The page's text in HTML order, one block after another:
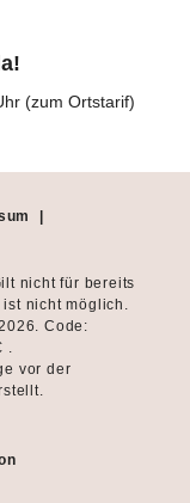
(zum Ortstarif)
nicht für bereits
nicht möglich.
Code:
.
vor der